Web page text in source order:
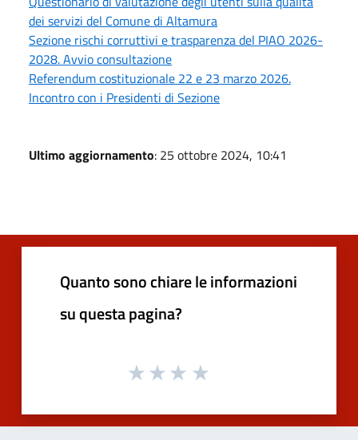
dei servizi del Comune di Altamura
Sezione rischi corruttivi e trasparenza del PIAO 2026-
2028. Avvio consultazione
Referendum costituzionale 22 e 23 marzo 2026.
Incontro con i Presidenti di Sezione
Ultimo aggiornamento: 25 ottobre 2024, 10:41
Quanto sono chiare le informazioni
su questa pagina?